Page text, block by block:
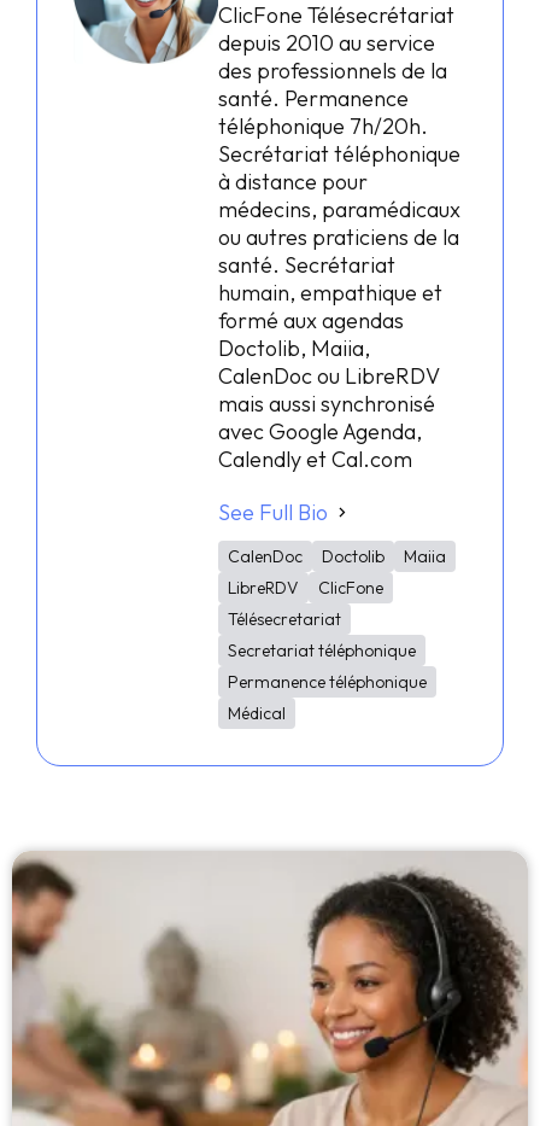
ClicFone Télésecrétariat
depuis 2010 au service
des professionnels de la
santé. Permanence
téléphonique 7h/20h.
Secrétariat téléphonique
à distance pour
médecins, paramédicaux
ou autres praticiens de la
santé. Secrétariat
humain, empathique et
formé aux agendas
Doctolib, Maiia,
CalenDoc ou LibreRDV
mais aussi synchronisé
avec Google Agenda,
Calendly et Cal.com
See Full Bio
CalenDoc Doctolib
Maiia
LibreRDV
ClicFone
Télésecretariat
Secretariat téléphonique
Permanence téléphonique
Médical